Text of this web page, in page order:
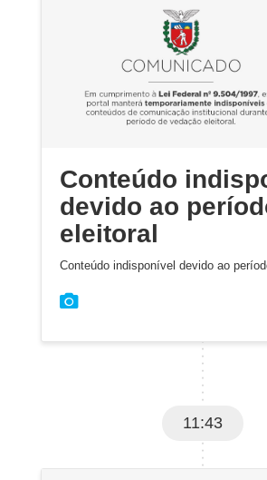
Conteúdo
devido ao
eleitoral
Conteúdo indisponível devido ao
11:43